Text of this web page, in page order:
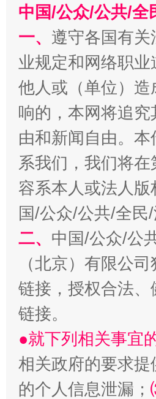
法徽映军营 权益有保障
一批国家标准开始实施
以产业富民促振兴
中国/公众/公共/全
一、 遵守各国有
业规定和网络职
他人或（单位）
响的，本网将追
由和新闻自由。
系我们，我们将
容系本人或法人
国/公众/公共/全
二、 中国/公众/公
（北京）有限公
链接，授权合法
链接。
●就下列相关事宜
相关政府的要求
的个人信息泄漏；